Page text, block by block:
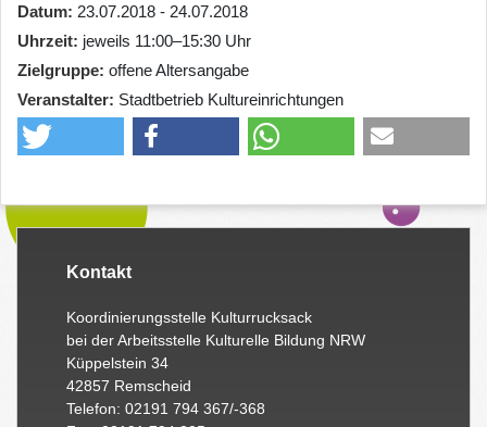
Datum 23.07.2018 - 24.07.2018
Uhrzeit jeweils 11:00–15:30 Uhr
Zielgruppe offene Altersangabe
Veranstalter Stadtbetrieb Kultureinrichtungen
Kontakt
Koordinierungsstelle Kulturrucksack
bei der Arbeitsstelle Kulturelle Bildung NRW
Küppelstein 34
42857 Remscheid
Telefon: 02191 794 367/-368